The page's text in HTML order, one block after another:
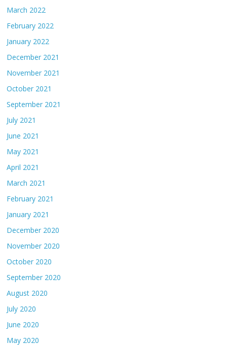
March 2022
February 2022
January 2022
December 2021
November 2021
October 2021
September 2021
July 2021
June 2021
May 2021
April 2021
March 2021
February 2021
January 2021
December 2020
November 2020
October 2020
September 2020
August 2020
July 2020
June 2020
May 2020